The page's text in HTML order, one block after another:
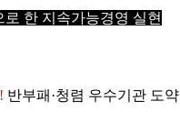
한 지속가능경영 실현
반부패·청렴 우수기관 도약